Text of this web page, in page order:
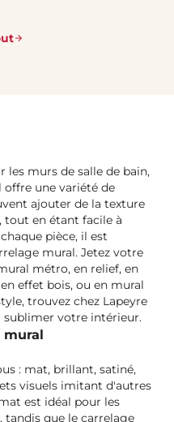
murs de salle de bain,
offre une variété de
ajouter de la texture
tout en étant facile à
pièce, il est
mural. Jetez votre
en relief, en
effet bois, ou en mural
trouvez chez Lapeyre
sublimer votre intérieur.
mural
: mat, brillant, satiné,
visuels imitant d'autres
est idéal pour les
tandis que le carrelage